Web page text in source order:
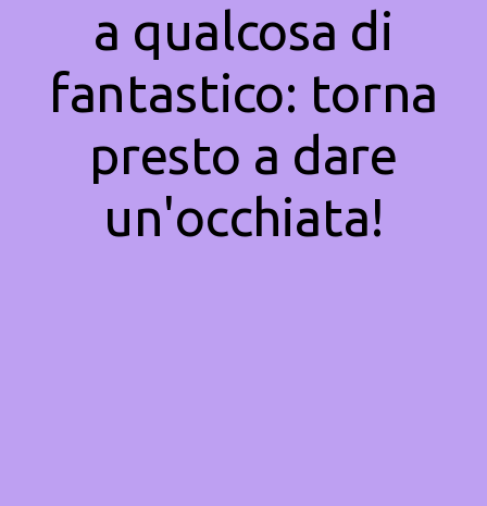
a qualcosa di
fantastico: torna
presto a dare
un'occhiata!